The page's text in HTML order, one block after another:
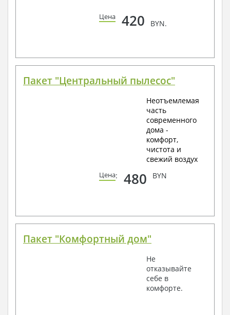
Цена 420 BYN.
Пакет "Центральный пылесос"
Неотъемлемая
часть
современного
дома -
комфорт,
чистота и
свежий воздух
Цена: 480 BYN
Пакет "Комфортный дом"
Не
отказывайте
себе в
комфорте.